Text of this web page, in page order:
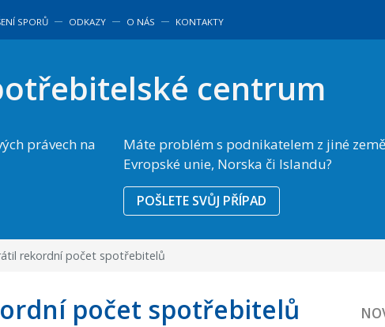
SPORŮ ― ODKAZY ― O NÁS ― KONTAKTY
centrum
právech na
Máte problém s podnikatelem z jiné země
Evropské unie, Norska či Islandu?
POŠLETE SVŮJ PŘÍPAD
rekordní počet spotřebitelů
počet spotřebitelů